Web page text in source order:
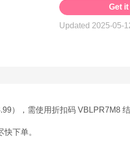
Get
Updated 2025-05-
），需使用折扣码 VBLPR7M8 结
下单。